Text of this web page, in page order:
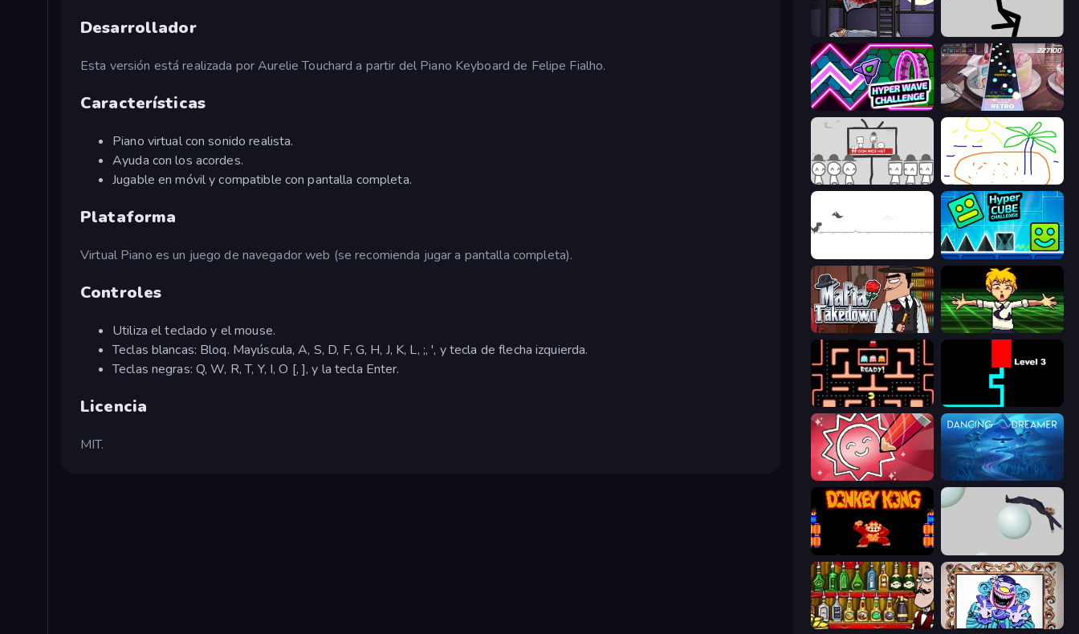
Desarrollador
Esta versión está realizada por Aurelie Touchard a partir del Piano Keyboard de Felipe Fialho.
Características
Piano virtual con sonido realista.
Ayuda con los acordes.
Jugable en móvil y compatible con pantalla completa.
Plataforma
Virtual Piano es un juego de navegador web (se recomienda jugar a pantalla completa).
Controles
Utiliza el teclado y el mouse.
Teclas blancas: Bloq. Mayúscula, A, S, D, F, G, H, J, K, L, ;, ', y tecla de flecha izquierda.
Teclas negras: Q, W, R, T, Y, I, O [, ], y la tecla Enter.
Licencia
MIT.
The Visitor
Hyper Wave Challenge Rhythm Capture
We Become What We Behold Skribbl.io
Hyper Cube Challenge
Mafia Takedown Chainsaw Dance
Pacman Scary Maze
Draw Quiz Dancing Dreamer
Donkey Kong Returns Bush Ragdoll
Bartender The Right Mix Exhibit of Sorrows